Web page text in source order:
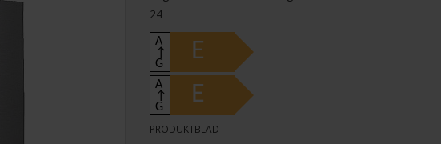
24
A
↑
G
E
A
↑
G
E
PRODUKTBLAD